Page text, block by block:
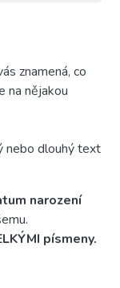
znamená, co
na nějakou
nebo dlouhý text
narození
písmeny.